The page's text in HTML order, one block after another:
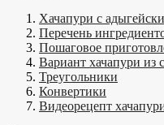
Хачапури с
Перечень
Пошаговое
Вариант хачапури из
Треугольники
Конвертики
Видеорецепт